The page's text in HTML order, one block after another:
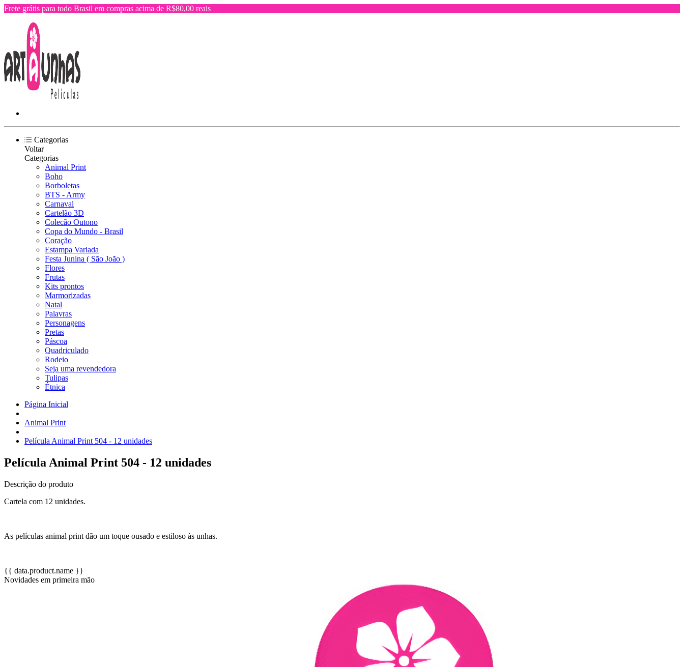
Frete grátis para todo Brasil em compras acima de R$80,00 reais
Categorias
Voltar
Categorias
Animal Print
Boho
Borboletas
BTS - Army
Carnaval
Cartelão 3D
Colecão Outono
Copa do Mundo - Brasil
Coração
Estampa Variada
Festa Junina ( São João )
Flores
Frutas
Kits prontos
Marmorizadas
Natal
Palavras
Personagens
Pretas
Páscoa
Quadriculado
Rodeio
Seja uma revendedora
Tulipas
Étnica
Página Inicial
Animal Print
Película Animal Print 504 - 12 unidades
Película Animal Print 504 - 12 unidades
Descrição do produto
Cartela com 12 unidades.
As películas animal print dão um toque ousado e estiloso às unhas.
{{ data.product.name }}
Novidades em primeira mão